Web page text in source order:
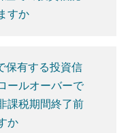
すか
保有する投資信
ールオーバーで
課税期間終了前
か